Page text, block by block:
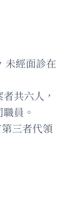
未經面診在
共六人，
員。
三者代領